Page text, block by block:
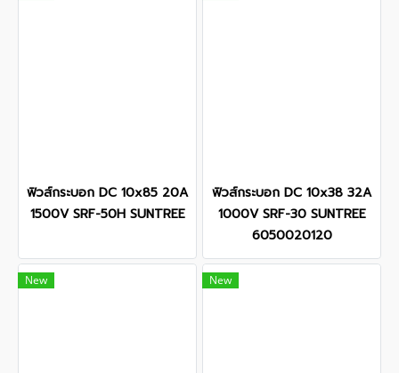
ฟิวส์กระบอก DC 10x85 20A
1500V SRF-50H SUNTREE
ฟิวส์กระบอก DC 10x38 32A
1000V SRF-30 SUNTREE
6050020120
New New